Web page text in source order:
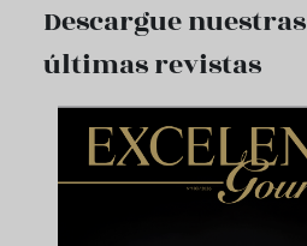
Descargue nuestras
últimas revistas